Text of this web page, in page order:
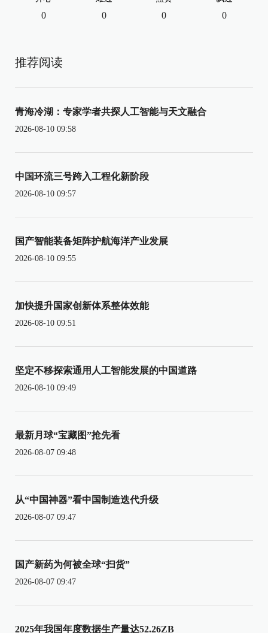
0 0 0 0
推荐阅读
青海冷湖：专家学者共探人工智能与天文融合
2026-08-10 09:58
中国环流三号跨入工程化新阶段
2026-08-10 09:57
国产智能装备矩阵护航海洋产业发展
2026-08-10 09:55
加快提升国家创新体系整体效能
2026-08-10 09:51
坚定不移探索通用人工智能发展的中国道路
2026-08-10 09:49
最新月球“宝藏图”抢先看
2026-08-07 09:48
从“中国神器”看中国制造迭代升级
2026-08-07 09:47
国产新药为何被全球“扫货”
2026-08-07 09:47
2025年我国年度数据生产量达52.26ZB